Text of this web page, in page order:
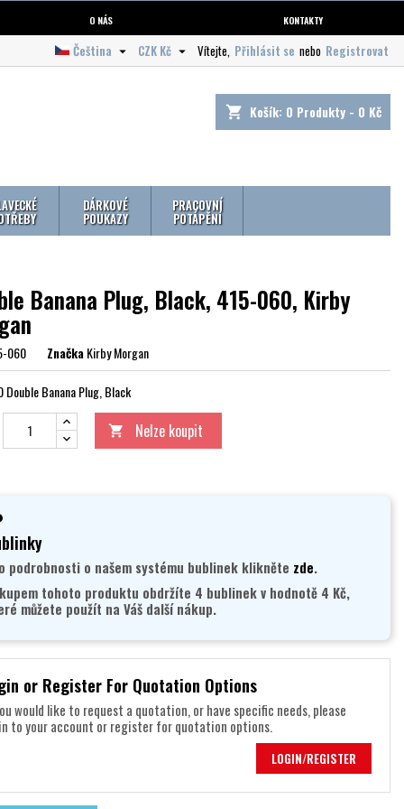
O NÁS KONTAKTY
Vítejte, Přihlásit se nebo Registrovat
CZK Kč 
Čeština 
shopping_cart Košík: 0 Produkty - 0 Kč
DÁRKOVÉ
POUKAZY
PRACOVNÍ
POTÁPĚNÍ
Banana Plug, Black, 415-060, Kirby
060 ZnačkaKirby Morgan
Double Banana Plug, Black
 Nelze koupit
podrobnosti o našem systému bublinek klikněte zde.
tohoto produktu obdržíte 4 bublinek v hodnotě 4 Kč,
můžete použít na Váš další nákup.
or Register For Quotation Options
would like to request a quotation, or have specific needs, please
to your account or register for quotation options.
LOGIN/REGISTER